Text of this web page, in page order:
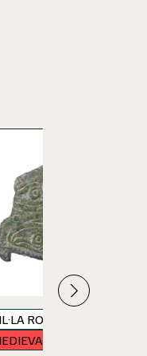
ROMANA DE
I MODERNA